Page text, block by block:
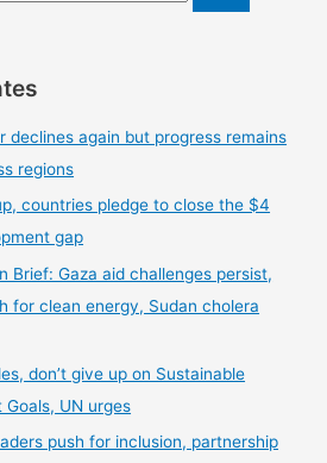
declines again but progress remains
regions
countries pledge to close the $4
gap
Brief: Gaza aid challenges persist,
for clean energy, Sudan cholera
don’t give up on Sustainable
Goals, UN urges
push for inclusion, partnership